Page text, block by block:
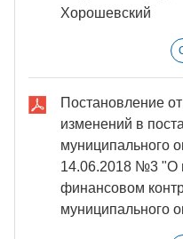
Хорошевский
Постановление
изменений в
муниципального
14.06.2018 №3 "О
финансовом
муниципального